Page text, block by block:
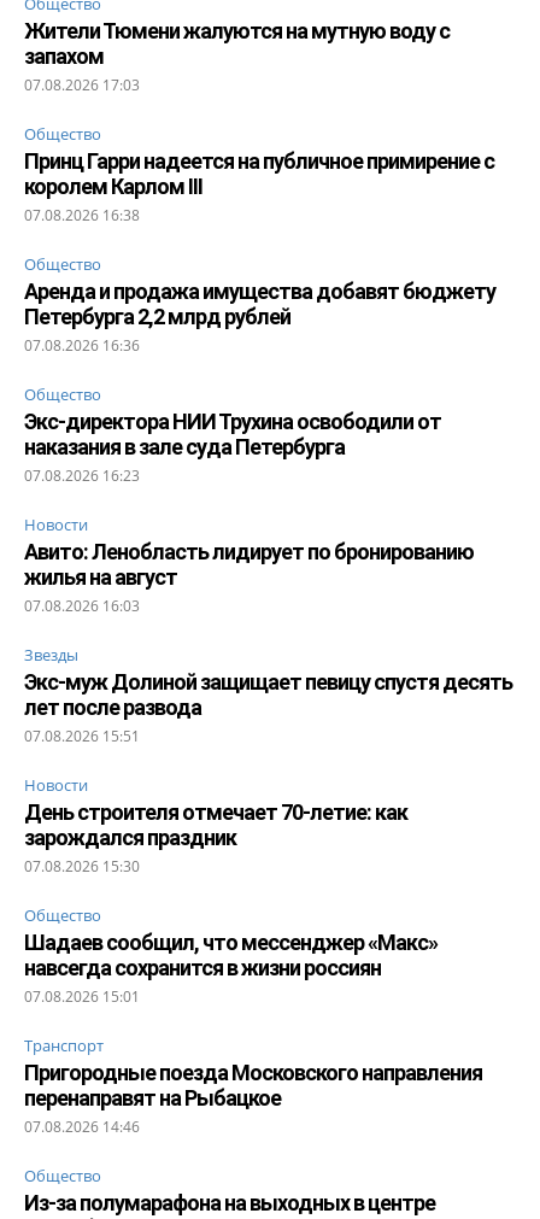
Жители Тюмени жалуются на мутную воду с
запахом
07.08.2026 17:03
Общество
Принц Гарри надеется на публичное примирение с
королем Карлом III
07.08.2026 16:38
Общество
Аренда и продажа имущества добавят бюджету
Петербурга 2,2 млрд рублей
07.08.2026 16:36
Общество
Экс-директора НИИ Трухина освободили от
наказания в зале суда Петербурга
07.08.2026 16:23
Новости
Авито: Ленобласть лидирует по бронированию
жилья на август
07.08.2026 16:03
Звезды
Экс-муж Долиной защищает певицу спустя десять
лет после развода
07.08.2026 15:51
Новости
День строителя отмечает 70-летие: как
зарождался праздник
07.08.2026 15:30
Общество
Шадаев сообщил, что мессенджер «Макс»
навсегда сохранится в жизни россиян
07.08.2026 15:01
Транспорт
Пригородные поезда Московского направления
перенаправят на Рыбацкое
07.08.2026 14:46
Общество
Из-за полумарафона на выходных в центре